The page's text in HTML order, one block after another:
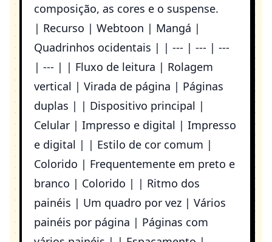
composição, as cores e o suspense.
| Recurso | Webtoon | Mangá |
Quadrinhos ocidentais | | --- | --- | ---
| --- | | Fluxo de leitura | Rolagem
vertical | Virada de página | Páginas
duplas | | Dispositivo principal |
Celular | Impresso e digital | Impresso
e digital | | Estilo de cor comum |
Colorido | Frequentemente em preto e
branco | Colorido | | Ritmo dos
painéis | Um quadro por vez | Vários
painéis por página | Páginas com